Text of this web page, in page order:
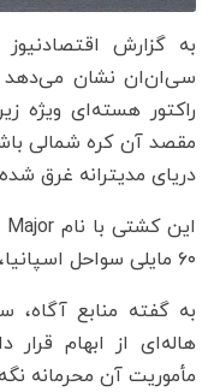
به گزارش
سی‌ان‌ان نشان می‌دهد
راکتور هسته‌ای ویژه
مقصد آن کره شمالی
دریای مدیترانه غرق
۶۰ مایلی سواحل اسپانیا، در شرایطی نامشخص غرق شد.
به گفته منابع آگاه،
هاله‌ای از ابهام
مأموریت آن محرمانه